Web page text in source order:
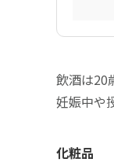
飲酒は20
妊娠中や
化粧品